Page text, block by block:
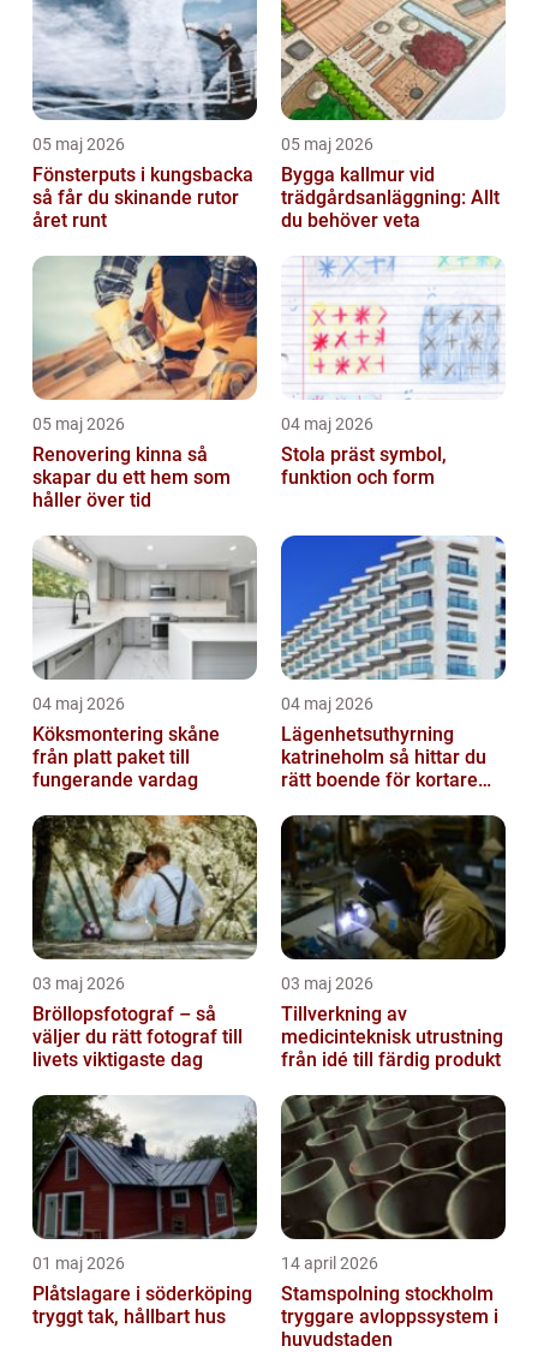
05 maj 2026
Fönsterputs i kungsbacka
så får du skinande rutor
året runt
05 maj 2026
Bygga kallmur vid
trädgårdsanläggning: Allt
du behöver veta
05 maj 2026
Renovering kinna så
skapar du ett hem som
håller över tid
04 maj 2026
Stola präst symbol,
funktion och form
04 maj 2026
Köksmontering skåne
från platt paket till
fungerande vardag
04 maj 2026
Lägenhetsuthyrning
katrineholm så hittar du
rätt boende för kortare
03 maj 2026
Bröllopsfotograf – så
väljer du rätt fotograf till
livets viktigaste dag
03 maj 2026
Tillverkning av
medicinteknisk utrustning
från idé till färdig produkt
01 maj 2026
Plåtslagare i söderköping
tryggt tak, hållbart hus
14 april 2026
Stamspolning stockholm
tryggare avloppssystem i
huvudstaden